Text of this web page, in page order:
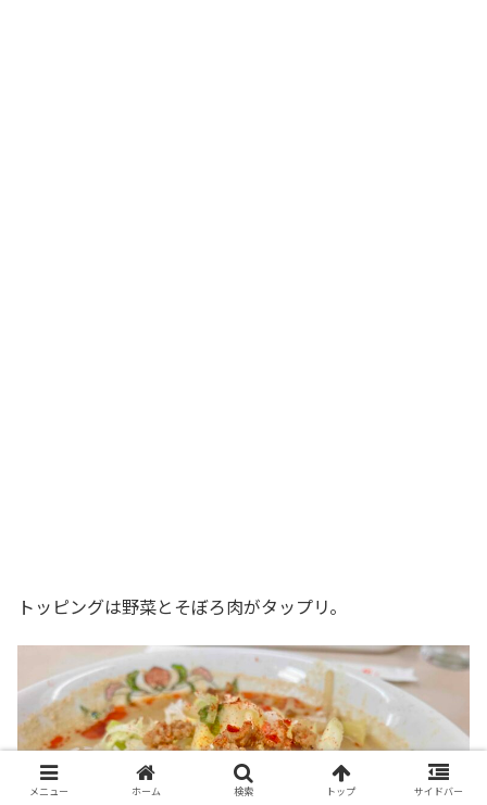
トッピングは野菜とそぼろ肉がタップリ。
メニュー ホーム 検索 トップ サイドバー